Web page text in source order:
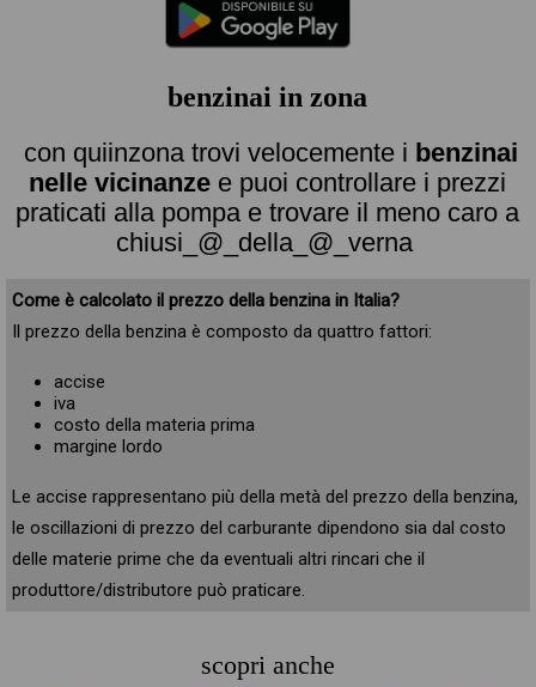
benzinai in zona
con quiinzona trovi velocemente i benzinai
nelle vicinanze e puoi controllare i prezzi
praticati alla pompa e trovare il meno caro a
chiusi_@_della_@_verna
Come è calcolato il prezzo della benzina in Italia?
Il prezzo della benzina è composto da quattro fattori:
accise
iva
costo della materia prima
margine lordo
Le accise rappresentano più della metà del prezzo della benzina,
le oscillazioni di prezzo del carburante dipendono sia dal costo
delle materie prime che da eventuali altri rincari che il
produttore/distributore può praticare.
scopri anche